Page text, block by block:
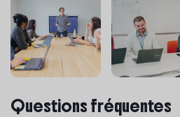
Questions fréquentes